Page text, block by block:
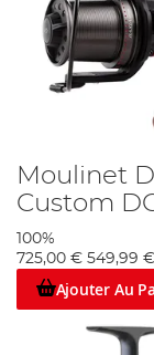
Moulinet
Custom
100%
725,00 € 549,99 €
Ajouter Au